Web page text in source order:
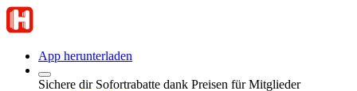
App herunterladen
Sichere dir Sofortrabatte dank Preisen für Mitglieder